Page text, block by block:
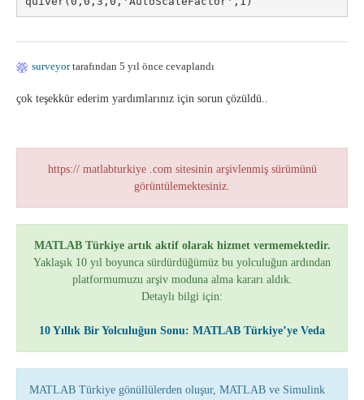
surveyortarafından 5 yıl önce cevaplandı
çok teşekkür ederim yardımlarınız için sorun çözüldü..
https:// matlabturkiye .com sitesinin arşivlenmiş sürümünü
görüntülemektesiniz.
MATLAB Türkiye artık aktif olarak hizmet vermemektedir.
Yaklaşık 10 yıl boyunca sürdürdüğümüz bu yolculuğun ardından
platformumuzu arşiv moduna alma kararı aldık.
Detaylı bilgi için:
10 Yıllık Bir Yolculuğun Sonu: MATLAB Türkiye’ye Veda
MATLAB Türkiye gönüllülerden oluşur, MATLAB ve Simulink